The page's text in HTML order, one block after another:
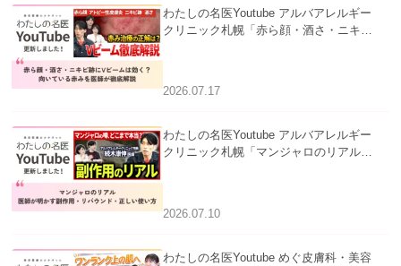
わたしの名医Youtube アルバアレルギー
クリニック札幌「赤ら顔・酒さ・ニキビ
医師が徹底解説」を公開いたしました。
2026.07.17
わたしの名医Youtube アルバアレルギー
クリニック札幌「マンジャロのリアル｜
い使い方」を公開いたしました。
2026.07.10
わたしの名医Youtube めぐ皮膚科・美容